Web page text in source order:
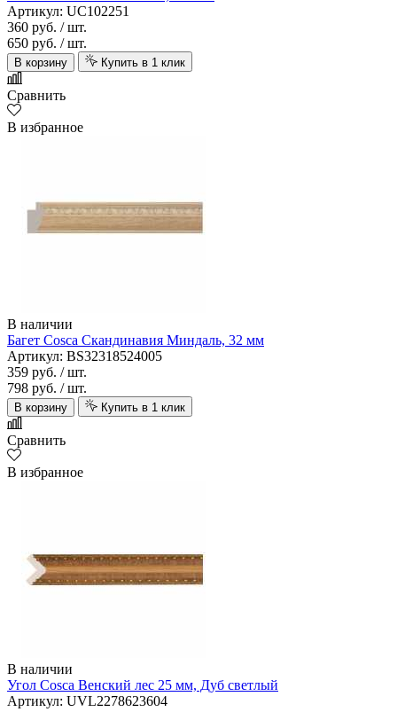
Артикул: UC102251
360 руб. / шт.
650 руб. / шт.
В корзину Купить в 1 клик
Сравнить
В избранное
В наличии
Багет Cosca Скандинавия Миндаль, 32 мм
Артикул: BS32318524005
359 руб. / шт.
798 руб. / шт.
В корзину Купить в 1 клик
Сравнить
В избранное
В наличии
Угол Cosca Венский лес 25 мм, Дуб светлый
Артикул: UVL2278623604